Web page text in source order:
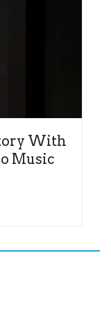
With
Music